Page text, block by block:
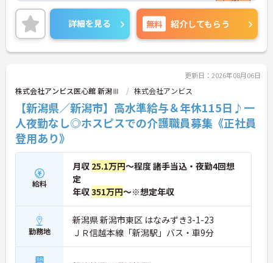
をお伝えしますのでお気軽にお問い合わせください
ませ。
詳細を見る 無料 紹介してもらう
更新日：2026年08月06日
株式会社アンビス医心館 新潟Ⅲ 株式会社アンビス
【新潟県／新潟市】高水準給与＆年休115日♪一
人夜勤なし◎ホスピスでの介護職員募集《正社員
登用あり》
給料
月収 25.1万円～程度 諸手当込・夜勤4回想
定
年収351万円～※想定年収
勤務地
新潟県 新潟市東区 はなみずき3-1-23
ＪＲ信越本線「新潟駅」バス・車9分